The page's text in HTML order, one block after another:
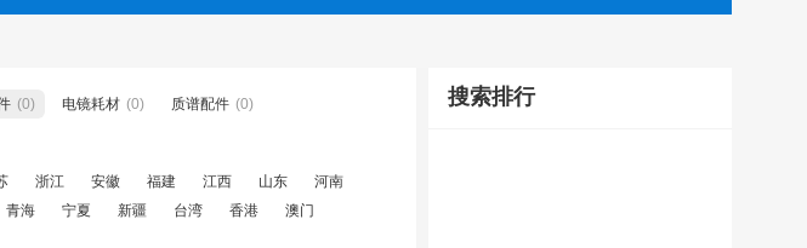
(0) 电镜耗材 (0) 质谱配件 (0)
浙江 安徽 福建 江西 山东
河南
青海 宁夏 新疆 台湾 香港 澳门
搜索排行